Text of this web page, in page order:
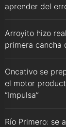
aprender del
Arroyito hizo
primera cancha
Oncativo se
el motor
“Impulsa”
Río Primero: se